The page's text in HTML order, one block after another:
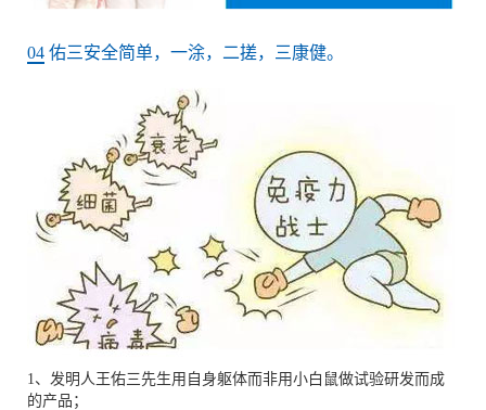
04 佑三安全简单，一涂，二搓，三康健。
1、发明人王佑三先生用自身躯体而非用小白鼠做试验研发而成
的产品；